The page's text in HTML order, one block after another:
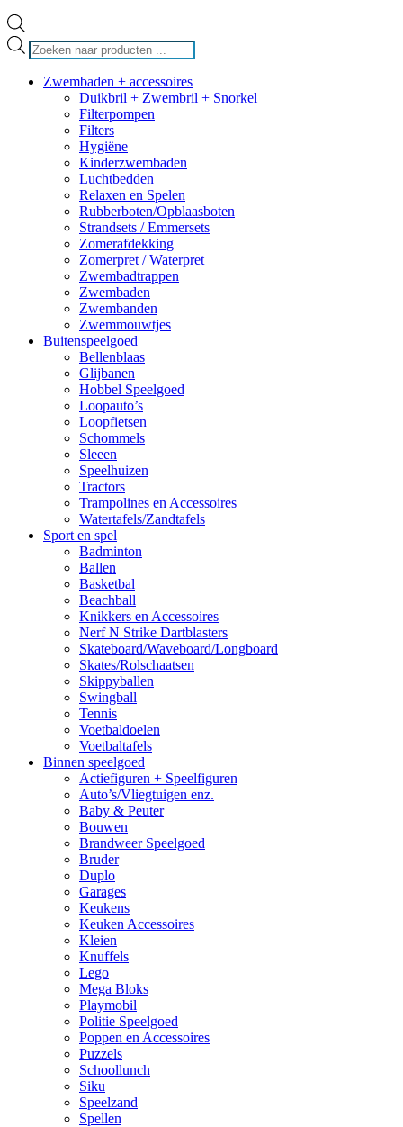
Producten
zoeken
Zwembaden + accessoires
Duikbril + Zwembril + Snorkel
Filterpompen
Filters
Hygiëne
Kinderzwembaden
Luchtbedden
Relaxen en Spelen
Rubberboten/Opblaasboten
Strandsets / Emmersets
Zomerafdekking
Zomerpret / Waterpret
Zwembadtrappen
Zwembaden
Zwembanden
Zwemmouwtjes
Buitenspeelgoed
Bellenblaas
Glijbanen
Hobbel Speelgoed
Loopauto’s
Loopfietsen
Schommels
Sleeen
Speelhuizen
Tractors
Trampolines en Accessoires
Watertafels/Zandtafels
Sport en spel
Badminton
Ballen
Basketbal
Beachball
Knikkers en Accessoires
Nerf N Strike Dartblasters
Skateboard/Waveboard/Longboard
Skates/Rolschaatsen
Skippyballen
Swingball
Tennis
Voetbaldoelen
Voetbaltafels
Binnen speelgoed
Actiefiguren + Speelfiguren
Auto’s/Vliegtuigen enz.
Baby & Peuter
Bouwen
Brandweer Speelgoed
Bruder
Duplo
Garages
Keukens
Keuken Accessoires
Kleien
Knuffels
Lego
Mega Bloks
Playmobil
Politie Speelgoed
Poppen en Accessoires
Puzzels
Schoollunch
Siku
Speelzand
Spellen